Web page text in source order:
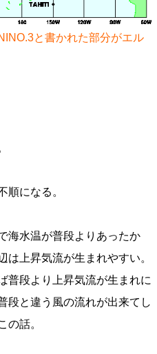
と書かれた部分がエル
順になる。
海水温が普段よりあったか
は上昇気流が生まれやすい。
普段より上昇気流が生まれに
段と違う風の流れが出来てし
の話。